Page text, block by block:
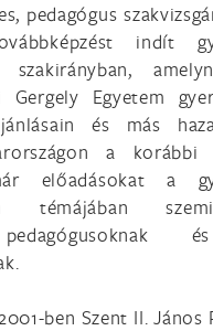
pedagógus
indít
szakirányban,
Egyetem
és más
a korábbi
előadásokat a
témájában
ben Szent II. János